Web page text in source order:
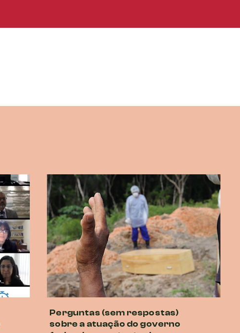
Perguntas (sem respostas)
sobre a atuação do governo